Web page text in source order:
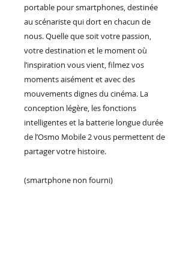
portable pour smartphones, destinée
au scénariste qui dort en chacun de
nous. Quelle que soit votre passion,
votre destination et le moment où
l’inspiration vous vient, filmez vos
moments aisément et avec des
mouvements dignes du cinéma. La
conception légère, les fonctions
intelligentes et la batterie longue durée
de l’Osmo Mobile 2 vous permettent de
partager votre histoire.
(smartphone non fourni)